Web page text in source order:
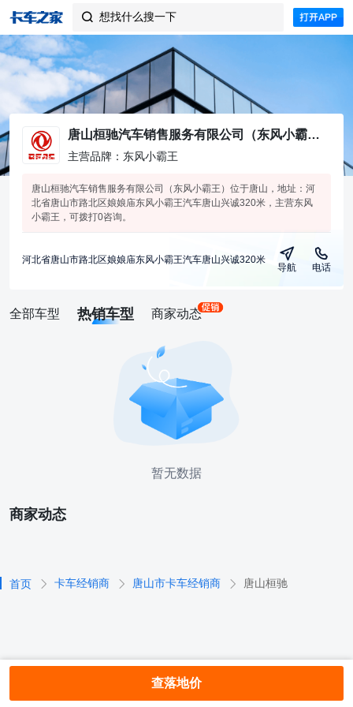
 想找什么搜一下
唐山桓驰汽车销售服务有限公司（东风小霸王）
主营品牌：东风小霸王
唐山桓驰汽车销售服务有限公司（东风小霸王）位于唐山，地址：河
北省唐山市路北区娘娘庙东风小霸王汽车唐山兴诚320米，主营东风
小霸王，可拨打0咨询。
河北省唐山市路北区娘娘庙东风小霸王汽车唐山兴诚320米
导航 电话
全部车型 热销车型 商家动态
暂无数据
商家动态
首页 卡车经销商 唐山市卡车经销商 唐山桓驰
查落地价